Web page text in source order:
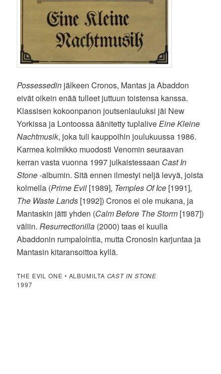
Possessedin jälkeen Cronos, Mantas ja Abaddon
eivät oikein enää tulleet juttuun toistensa kanssa.
Klassisen kokoonpanon joutsenlauluksi jäi New
Yorkissa ja Lontoossa äänitetty tuplaliveEine Kleine
Nachtmusik, joka tuli kauppoihin joulukuussa 1986.
Karmea kolmikko muodosti Venomin seuraavan
kerran vasta vuonna 1997 julkaistessaan Cast In
Stone-albumin. Sitä ennen ilmestyi neljä levyä, joista
kolmella (Prime Evil [1989], Temples Of Ice [1991],
The Waste Lands [1992]) Cronos ei ole mukana, ja
Mantaskin jätti yhden (Calm Before The Storm [1987])
väliin.Resurrectionilla (2000) taas ei kuulla
Abaddonin rumpalointia, mutta Cronosin karjuntaa ja
Mantasin kitaransoittoa kyllä.
THE EVIL ONE • ALBUMILTA CAST IN STONE
1997